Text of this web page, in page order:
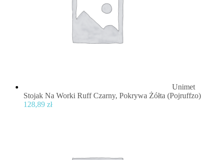
Unimet
Stojak Na Worki Ruff Czarny, Pokrywa Żółta (Pojruffzo)
128,89 zł